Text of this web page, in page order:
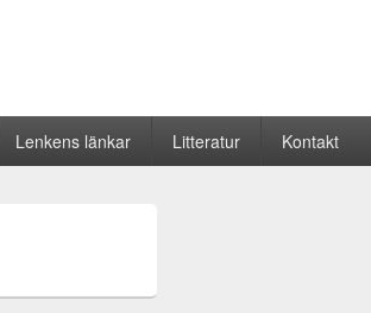
Lenkens länkar Litteratur Kontakt